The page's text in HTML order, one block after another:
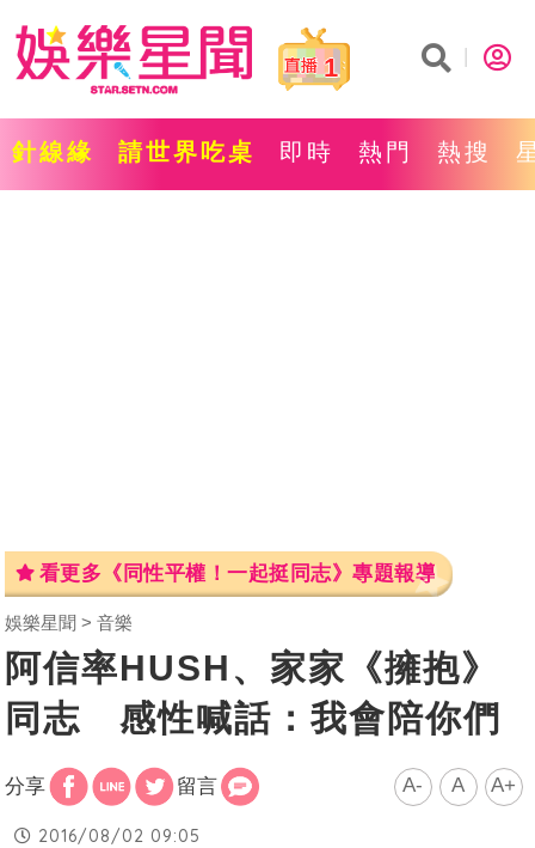
1
針線緣 請世界吃桌 即時 熱門 熱搜
看更多《同性平權！一起挺同志》專題報導
娛樂星聞 音樂
阿信率HUSH、家家《擁抱》
同志 感性喊話：我會陪你們
分享 留言 A- A A+
2016/08/02 09:05